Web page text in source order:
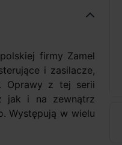
firmy Zamel
i zasilacze,
Oprawy z tej serii
jak i na zewnątrz
Występują w wielu